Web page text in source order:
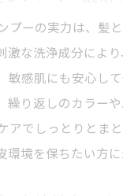
プーの実力は、髪
激な洗浄成分によ
敏感肌にも安心し
繰り返しのカラー
アでしっとりとま
環境を保ちたい方に